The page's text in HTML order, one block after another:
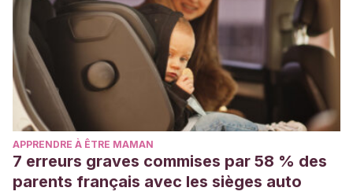
APPRENDRE À ÊTRE MAMAN
7 erreurs graves commises par 58 % des
parents français avec les sièges auto